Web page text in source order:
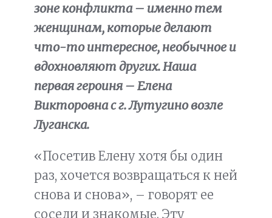
зоне конфликта – именно тем
женщинам, которые делают
что-то интересное, необычное и
вдохновляют других. Наша
первая героиня – Елена
Викторовна с г. Лутугино возле
Луганска.
«Посетив Елену хотя бы один
раз, хочется возвращаться к ней
снова и снова», – говорят ее
соседи и знакомые. Эту